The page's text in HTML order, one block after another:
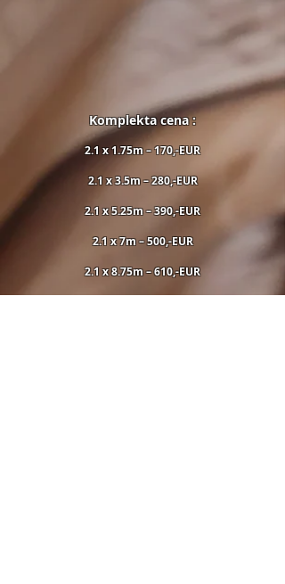
Komplekta cena :
2.1 x 1.75m – 170,-EUR
2.1 x 3.5m – 280,-EUR
2.1 x 5.25m – 390,-EUR
2.1 x 7m – 500,-EUR
2.1 x 8.75m – 610,-EUR